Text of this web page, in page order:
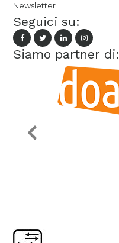
Newsletter
Seguici su:
Siamo partner di: